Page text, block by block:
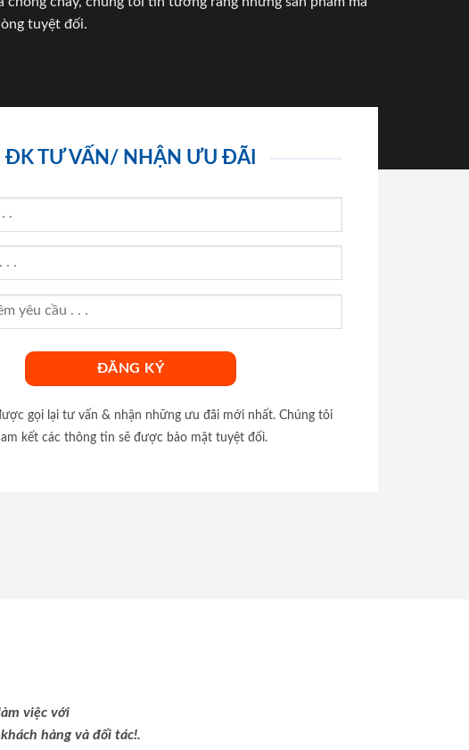
tuyệt đối.
ĐK TƯ VẤN/ NHẬN ƯU ĐÃI
gọi lại tư vấn & nhận những ưu đãi mới nhất. Chúng tôi
kết các thông tin sẽ được bảo mật tuyệt đối.
việc với
hàng và đối tác!.